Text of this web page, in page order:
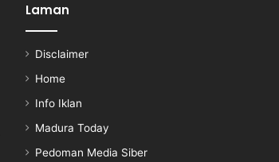
Laman
Disclaimer
Home
Info Iklan
Madura Today
Pedoman Media Siber